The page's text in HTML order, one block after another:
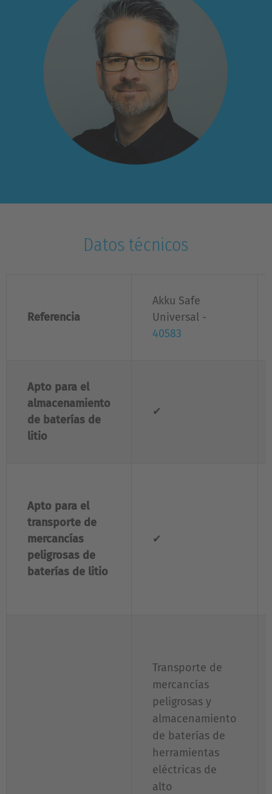
Datos técnicos
Referencia
Akku Safe
Universal -
40583
Apto para el
almacenamiento
de baterías de
litio
✔
Apto para el
transporte de
mercancías
peligrosas de
baterías de litio
✔
Transporte de
mercancías
peligrosas y
almacenamiento
de baterías de
herramientas
eléctricas de
alto